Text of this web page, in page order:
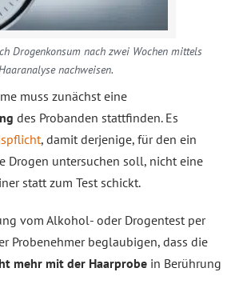
Drogenkonsum nach zwei Wochen mittels
nachweisen.
muss zunächst eine
des Probanden stattfinden. Es
, damit derjenige, für den ein
Drogen untersuchen soll, nicht eine
statt zum Test schickt.
vom Alkohol- oder Drogentest per
Probenehmer beglaubigen, dass die
mehr mit der Haarprobe in Berührung